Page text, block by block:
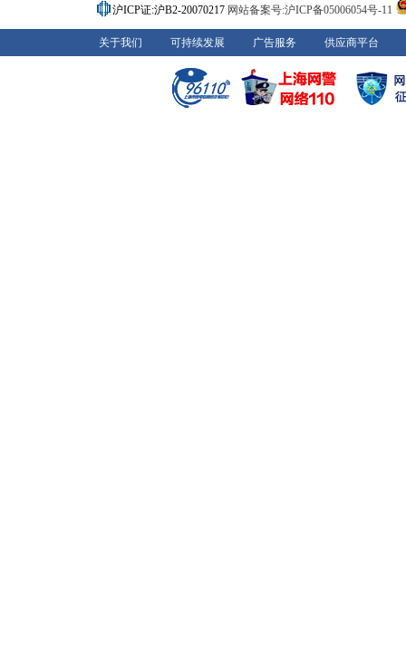
沪ICP证:沪B2-20070217 网站备案号:沪ICP备05006054号-11
关于我们 可持续发展 广告服务 供应商平台